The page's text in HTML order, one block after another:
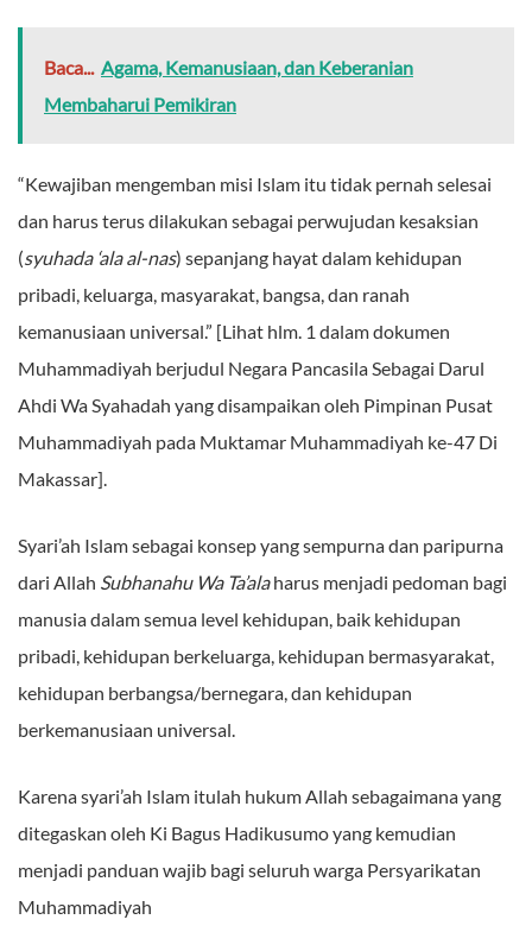
Baca... Agama, Kemanusiaan, dan Keberanian
Membaharui Pemikiran
“Kewajiban mengemban misi Islam itu tidak pernah selesai
dan harus terus dilakukan sebagai perwujudan kesaksian
(syuhada ‘ala al-nas) sepanjang hayat dalam kehidupan
pribadi, keluarga, masyarakat, bangsa, dan ranah
kemanusiaan universal.” [Lihat hlm. 1 dalam dokumen
Muhammadiyah berjudul Negara Pancasila Sebagai Darul
Ahdi Wa Syahadah yang disampaikan oleh Pimpinan Pusat
Muhammadiyah pada Muktamar Muhammadiyah ke-47 Di
Makassar].
Syari’ah Islam sebagai konsep yang sempurna dan paripurna
dari Allah Subhanahu Wa Ta’alaharus menjadi pedoman bagi
manusia dalam semua level kehidupan, baik kehidupan
pribadi, kehidupan berkeluarga, kehidupan bermasyarakat,
kehidupan berbangsa/bernegara, dan kehidupan
berkemanusiaan universal.
Karena syari’ah Islam itulah hukum Allah sebagaimana yang
ditegaskan oleh Ki Bagus Hadikusumo yang kemudian
menjadi panduan wajib bagi seluruh warga Persyarikatan
Muhammadiyah